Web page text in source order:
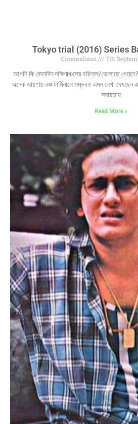
Tokyo trial (2016) Series
Cinemabaaz
7th
আপনি কি কোনদিন দক্ষিণাঞ্চলের বরিশাল/ভোলাতে
অনেক জায়গায় লঞ্চ টার্মিনালে সম্ভবত এমন লেখা দেখছেন
সহায়তায়
Read More »